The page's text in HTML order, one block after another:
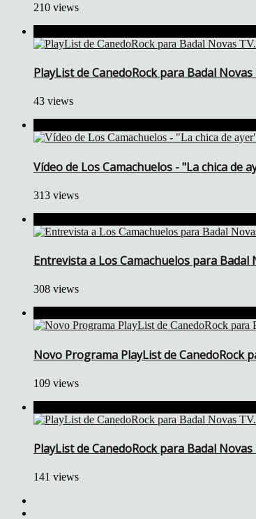
210 views
PlayList de CanedoRock para Badal
43 views
Vídeo de Los Camachuelos - "La chica de
313 views
Entrevista a Los Camachuelos para Badal
308 views
Novo Programa PlayList de CanedoRock
109 views
PlayList de CanedoRock para Badal
141 views